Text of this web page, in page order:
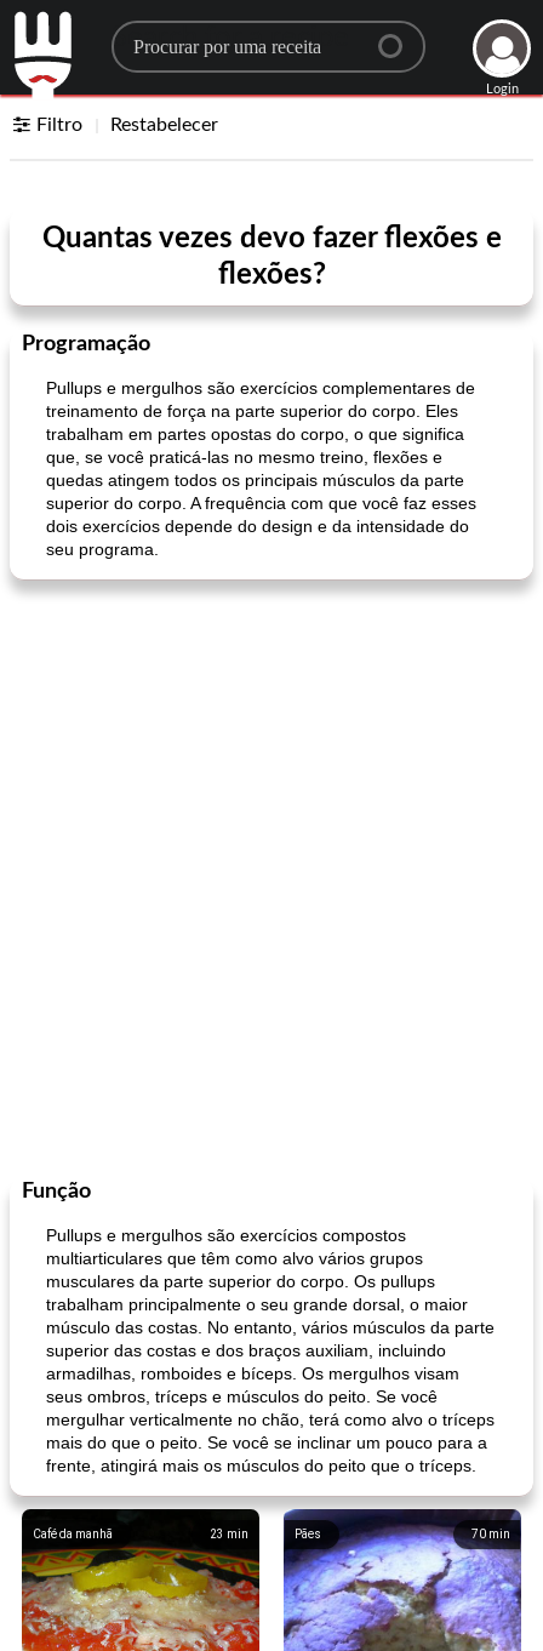
Search for a recipe
Login
Filtro Restabelecer
Quantas vezes devo fazer flexões e
flexões?
Programação
Pullups e mergulhos são exercícios complementares de
treinamento de força na parte superior do corpo. Eles
trabalham em partes opostas do corpo, o que significa
que, se você praticá-las no mesmo treino, flexões e
quedas atingem todos os principais músculos da parte
superior do corpo. A frequência com que você faz esses
dois exercícios depende do design e da intensidade do
seu programa.
Função
Pullups e mergulhos são exercícios compostos
multiarticulares que têm como alvo vários grupos
musculares da parte superior do corpo. Os pullups
trabalham principalmente o seu grande dorsal, o maior
músculo das costas. No entanto, vários músculos da parte
superior das costas e dos braços auxiliam, incluindo
armadilhas, romboides e bíceps. Os mergulhos visam
seus ombros, tríceps e músculos do peito. Se você
mergulhar verticalmente no chão, terá como alvo o tríceps
mais do que o peito. Se você se inclinar um pouco para a
frente, atingirá mais os músculos do peito que o tríceps.
23 min
Café da manhã 70 min
Pães